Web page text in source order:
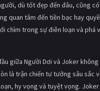
dù tốt đẹp đến đâu, cũng
quan tâm đến tiền bạc hay
chìm trong sự điên loạn và phá
giữa Người Dơi và Joker
là trận chiến tư tưởng sâu sắc
hy vọng và tuyệt vọng.